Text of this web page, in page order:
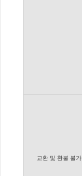
교환 및 환불 불가